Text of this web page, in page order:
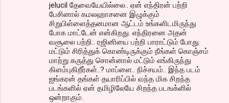
jelucil தேவையேயில்லை.. ஏன் எந்திரன் பற்றி
பேசினால் கமலஹாசனை இழுக்கும்
சிறுபிள்ளைத்தனமான ஆட்டம் உங்களிடமிருந்து
போக மாட்டேன் என்கிறது. எந்திரனை அதன்
வசூலை பற்றி.. ரஜினியை பற்றி பாராட்டும் போது
மட்டும் சிரித்துக் கொண்டிருக்கும் நீங்கள் கொஞ்சம்
மாற்று கருத்து சொன்னால் மட்டும் எங்கிருந்து
கிளம்புகிறீர்கள்..? மாப்ளை.. நிச்சயம்.. இந்த படம்
ஐங்கரன் தங்கள் தயாரிப்பில் வந்த மிக சிறந்த
படங்களில் ஏன் தமிழிலேயே சிறந்த படஙக்ளில்
ஒன்றாகும்.